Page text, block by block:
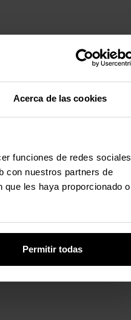
Acerca de las cookies
funciones de redes sociales
con nuestros partners de
les haya proporcionado o
Permitir todas